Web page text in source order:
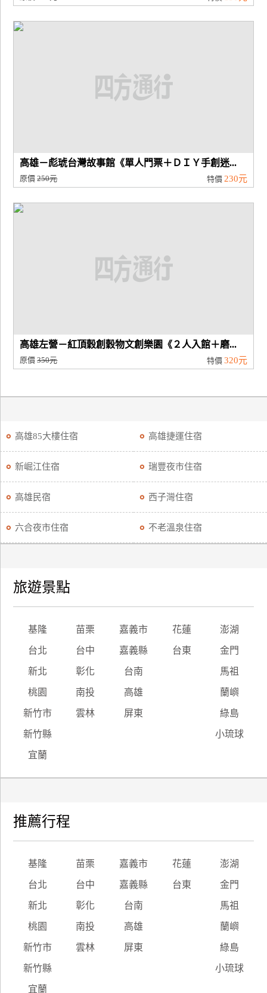
高雄－彪琥台灣故事館《單人門票＋ＤＩＹ手創迷...
原價250元 特價 230元
高雄左營－紅頂穀創穀物文創樂園《２人入館＋磨...
原價350元 特價 320元
高雄85大樓住宿 高雄捷運住宿
新崛江住宿 瑞豐夜市住宿
高雄民宿 西子灣住宿
六合夜市住宿 不老溫泉住宿
旅遊景點
基隆 苗栗 嘉義市 花蓮 澎湖
台北 台中 嘉義縣 台東 金門
新北 彰化 台南 馬祖
桃園 南投 高雄 蘭嶼
新竹市 雲林 屏東 綠島
新竹縣 小琉球
宜蘭
推薦行程
基隆 苗栗 嘉義市 花蓮 澎湖
台北 台中 嘉義縣 台東 金門
新北 彰化 台南 馬祖
桃園 南投 高雄 蘭嶼
新竹市 雲林 屏東 綠島
新竹縣 小琉球
宜蘭